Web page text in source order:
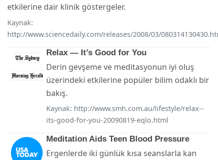
etkilerine dair klinik göstergeler.
Kaynak:
http://www.sciencedaily.com/releases/2008/03/
Relax — It’s Good for You
Derin gevşeme ve meditasyonun iyi oluş
üzerindeki etkilerine popüler bilim odaklı bir
bakış.
Kaynak: http://www.smh.com.au/lifestyle/relax--
its-good-for-you-20090819-eqlo.html
Meditation Aids Teen Blood Pressure
Ergenlerde iki günlük kısa seanslarla kan